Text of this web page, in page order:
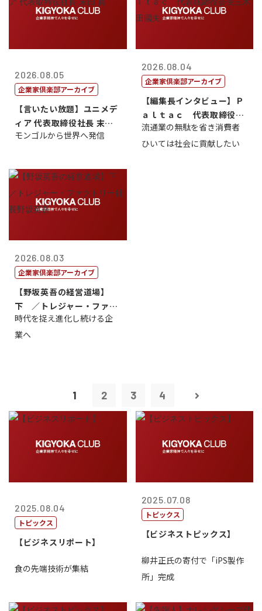
2026.08.05
企業家倶楽部アーカイブ
【言いたい放題】ユニメデ
ィア 代表取締役社長 末田
真
モンゴルから世界へ発信
2026.08.04
企業家倶楽部アーカイブ
【編集長インタビュー】Ｐ
ａｌｔａｃ 代表取締役会
長三木田國夫
流通業の無駄を省き消費者
ひいては社会に貢献したい
2026.08.03
企業家倶楽部アーカイブ
【野坂英吾の経営道場】
下 ／トレジャー・ファク
トリー社長野坂...
時代を捉え進化し続ける企
業へ
1 2 3 4
2025.08.04
トピックス
【ビジネスリポート】
食の先端技術が集結
2025.07.08
トピックス
【ビジネストピックス】
柳井正氏の寄付で「iPS製作
所」完成